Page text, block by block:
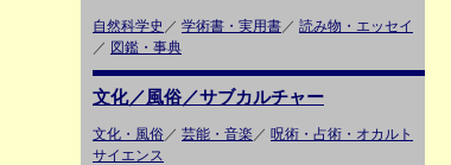
自然科学史 ／ 学術書・実用書／ 読み物・エッセイ
／ 図鑑・事典
文化／風俗／サブカルチャー
文化・風俗／ 芸能・音楽 ／ 呪術・占術・オカルト
サイエンス